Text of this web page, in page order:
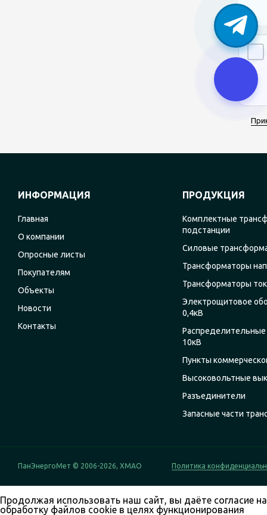
ИНФОРМАЦИЯ
Главная
О компании
Опросные листы
Покупателям
Объекты
Новости
Контакты
ПРОДУКЦИЯ
Комплектные
подстанции
Силовые
Трансформаторы
Трансформаторы
Электрощитовое
0,4кВ
Распределительные
10кВ
Пункты
Высоковольтные
Разъединители
Запасные части
ПанЭнергоМет © 2006-2026, ХМАО Политика
Продолжая использовать наш сайт, вы даёте согласие на
обработку файлов cookie в целях функционирования